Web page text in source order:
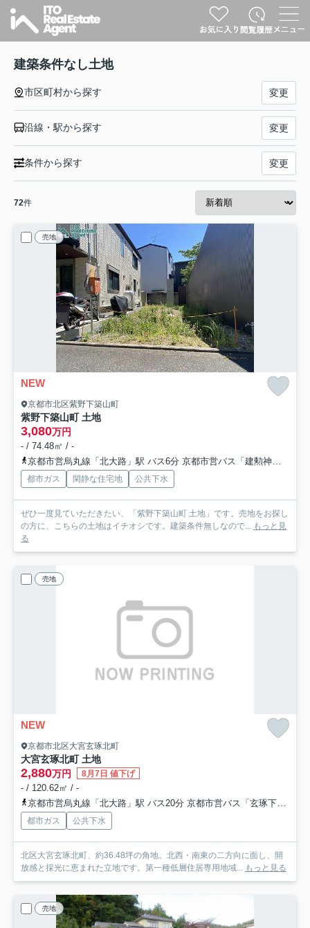
建築条件なし土地
市区町村から探す 変更
沿線・駅から探す 変更
条件から探す 変更
72件
売地
NEW
京都市北区紫野下築山町
紫野下築山町 土地
3,080万円
- / 74.48㎡ / -
京都市営烏丸線「北大路」駅 バス6分 京都市営バス「建勲神社前」 停歩5分
都市ガス 閑静な住宅地 公共下水
ぜひ一度見ていただきたい、「紫野下築山町 土地」です。売地をお探し
の方に、こちらの土地はイチオシです。建築条件無しなので...
もっと見
る
売地
NEW
京都市北区大宮玄琢北町
大宮玄琢北町 土地
2,880万円 8月7日 値下げ
- / 120.62㎡ / -
京都市営烏丸線「北大路」駅 バス20分 京都市営バス「玄琢下」 停歩7分
都市ガス 公共下水
北区大宮玄琢北町、約36.48坪の角地。北西・南東の二方向に面し、開
放感と採光に恵まれた立地です。第一種低層住居専用地域...
もっと見る
売地